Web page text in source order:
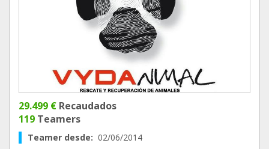
29.499 € Recaudados
119 Teamers
Teamer desde: 02/06/2014